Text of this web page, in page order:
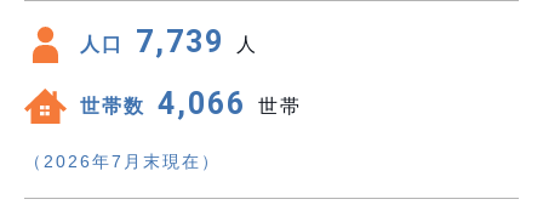
人口 7,739 人
世帯数 4,066 世帯
（2026年7月末現在）